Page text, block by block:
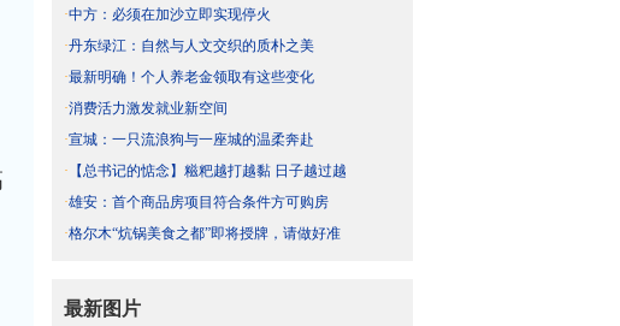
·中方：必须在加沙立即实现停火
·丹东绿江：自然与人文交织的质朴之美
·最新明确！个人养老金领取有这些变化
·消费活力激发就业新空间
·宣城：一只流浪狗与一座城的温柔奔赴
· 【总书记的惦念】糍粑越打越黏 日子越过越
·雄安：首个商品房项目符合条件方可购房
·格尔木“炕锅美食之都”即将授牌，请做好准
最新图片